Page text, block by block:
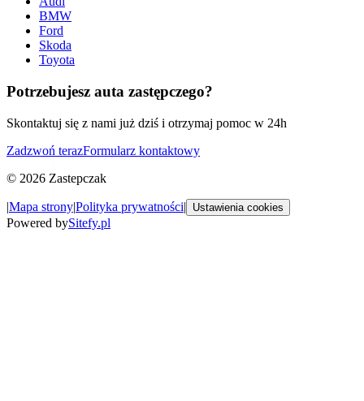
BMW
Ford
Skoda
Toyota
Potrzebujesz auta zastępczego?
Skontaktuj się z nami już dziś i otrzymaj pomoc w 24h
Zadzwoń terazFormularz kontaktowy
© 2026 Zastepczak
|Mapa strony|Polityka prywatności| Ustawienia cookies
Powered bySitefy.pl